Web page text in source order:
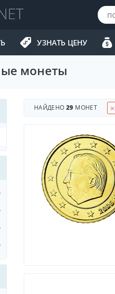
УЗНАТЬ ЦЕНУ
монеты
НАЙДЕНО29 МОНЕТ